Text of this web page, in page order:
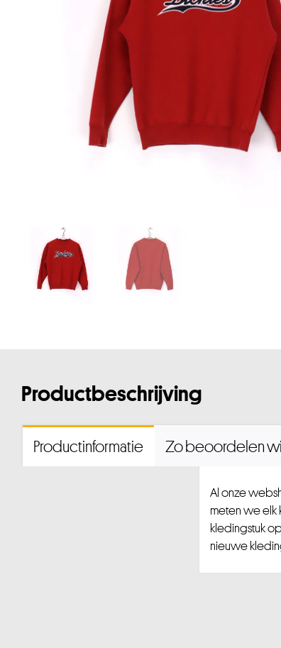
Productbeschrijving
Productinformatie Zo beoordelen
Al onze
meten we elk
kledingstuk
nieuwe